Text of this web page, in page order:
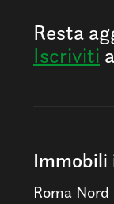
Resta
Iscriviti
Immobili
Roma Nord